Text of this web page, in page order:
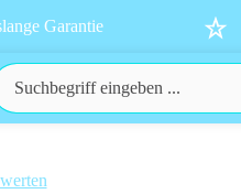
Garantie